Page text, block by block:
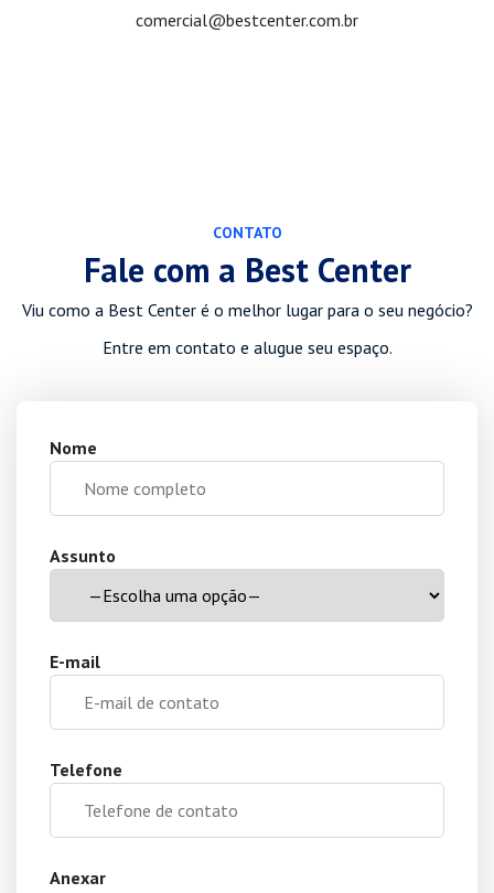
comercial@bestcenter.com.br
CONTATO
Fale com a Best Center
Viu como a Best Center é o melhor lugar para o seu negócio?
Entre em contato e alugue seu espaço.
Nome
Assunto
E-mail
Telefone
Anexar